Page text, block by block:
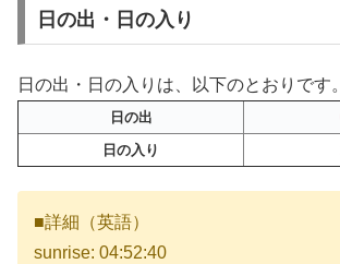
日の出・日の入り
日の出・日の入りは、以下のとおりです。
日の出
日の入り
■詳細（英語）
sunrise: 04:52:40